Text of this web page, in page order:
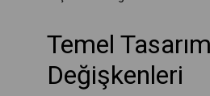
Temel Tasarım
Değişkenleri